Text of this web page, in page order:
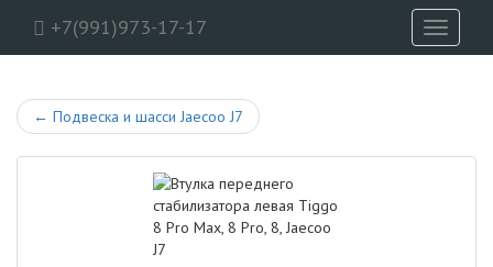
+7(991)973-17-17
Toggle
← Подвеска и шасси Jaecoo J7